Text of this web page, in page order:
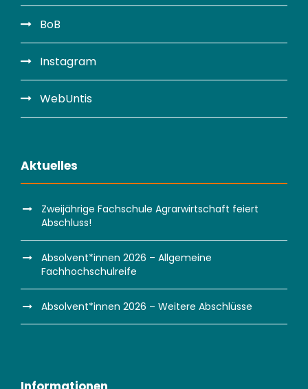
BoB
Instagram
WebUntis
Aktuelles
Zweijährige Fachschule Agrarwirtschaft feiert
Abschluss!
Absolvent*innen 2026 – Allgemeine
Fachhochschulreife
Absolvent*innen 2026 – Weitere Abschlüsse